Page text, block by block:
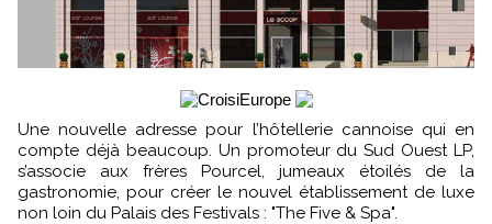
Une nouvelle adresse pour l’hôtellerie cannoise qui en
compte déjà beaucoup. Un promoteur du Sud Ouest LP,
s’associe aux frères Pourcel, jumeaux étoilés de la
gastronomie, pour créer le nouvel établissement de luxe
non loin du Palais des Festivals : "The Five & Spa".